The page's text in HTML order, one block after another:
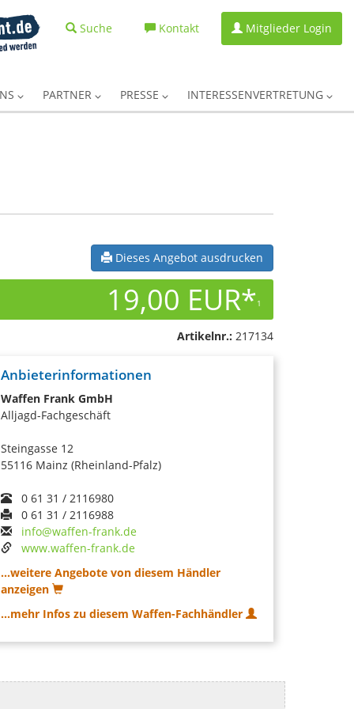
Suche Kontakt Mitglieder Login
PARTNER PRESSE INTERESSENVERTRETUNG
Dieses Angebot ausdrucken
19,00 EUR*1
Artikelnr.: 217134
Anbieterinformationen
Waffen Frank GmbH
Alljagd-Fachgeschäft
Steingasse 12
55116 Mainz (Rheinland-Pfalz)
0 61 31 / 2116980
0 61 31 / 2116988
info@waffen-frank.de
www.waffen-frank.de
...weitere Angebote von diesem Händler
anzeigen
...mehr Infos zu diesem Waffen-Fachhändler